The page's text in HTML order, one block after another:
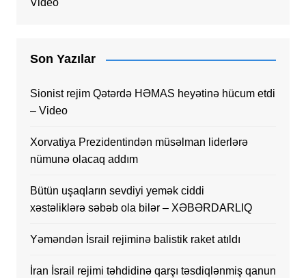
Video
Son Yazılar
Sionist rejim Qətərdə HƏMAS heyətinə hücum etdi
– Video
Xorvatiya Prezidentindən müsəlman liderlərə
nümunə olacaq addım
Bütün uşaqların sevdiyi yemək ciddi
xəstəliklərə səbəb ola bilər – XƏBƏRDARLIQ
Yəməndən İsrail rejiminə balistik raket atıldı
İran İsrail rejimi təhdidinə qarşı təsdiqlənmiş qanun